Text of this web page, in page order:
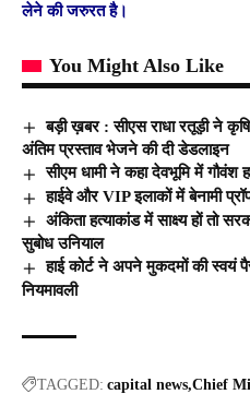
लेने की जरुरत है।
You Might Also Like
बड़ी ख़बर : सीएस राधा रतूड़ी ने
अंतिम प्रस्ताव भेजने की दी डेडलाइन
सीएम धामी ने कहा देवभूमि में गौवंश
हाईवे और VIP इलाकों में बेनामी
अंकिता हत्याकांड में साक्ष्य हों तो
सुबोध उनियाल
हाई कोर्ट ने अपने मुकदमों की स्वयं
नियमावली
TAGGED: capital news Chief